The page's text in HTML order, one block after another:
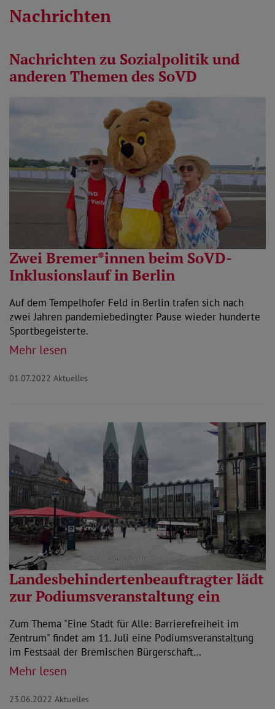
Nachrichten
Nachrichten zu Sozialpolitik und
anderen Themen des SoVD
Zwei Bremer*innen beim SoVD-
Inklusionslauf in Berlin
Auf dem Tempelhofer Feld in Berlin trafen sich nach
zwei Jahren pandemiebedingter Pause wieder hunderte
Sportbegeisterte.
Mehr lesen
01.07.2022 Aktuelles
Landesbehindertenbeauftragter lädt
zur Podiumsveranstaltung ein
Zum Thema "Eine Stadt für Alle: Barrierefreiheit im
Zentrum" findet am 11. Juli eine Podiumsveranstaltung
im Festsaal der Bremischen Bürgerschaft…
Mehr lesen
23.06.2022 Aktuelles